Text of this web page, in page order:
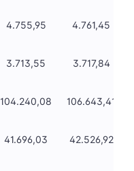
4.755,95 4.761,45
3.713,55 3.717,84
104.240,08 106.643,41
41.696,03 42.526,92